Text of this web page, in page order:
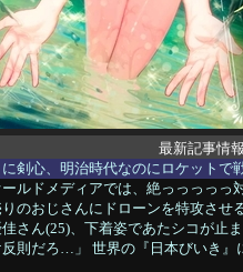
最新記事情
に剣心、明治時代なのにロケットで
ールドメディアでは、絶っっっっっ
りのおじさんにドローンを特攻させ
佳さん(25)、下着姿であたシコが止
則だろ…」 世界の『日本びいき』